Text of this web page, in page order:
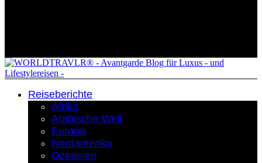
Reiseberichte
Afrika
Arabische Welt
Europa
Nordamerika
Ozeanien